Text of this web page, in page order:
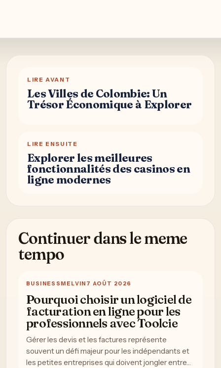
LIRE AVANT
Les Villes de Colombie: Un
Trésor Économique à Explorer
LIRE ENSUITE
Explorer les meilleures
fonctionnalités des casinos en
ligne modernes
Continuer dans le meme
tempo
BUSINESS MELVIN 7 AOÛT 2026
Pourquoi choisir un logiciel de
facturation en ligne pour les
professionnels avec Toolcie
Gérer les devis et les factures représente
souvent un défi majeur pour les indépendants et
les petites entreprises qui doivent jongler entre…